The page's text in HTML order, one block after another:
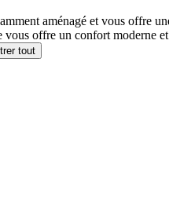
aménagé et vous offre
offre un confort moderne
tout